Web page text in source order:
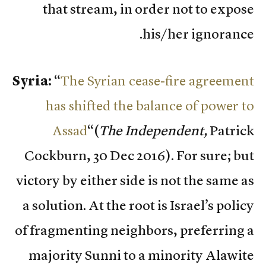
that stream, in order not to expose
his/her ignorance.
Syria: “The Syrian cease-fire agreement
has shifted the balance of power to
Assad“(The Independent,Patrick
Cockburn, 30 Dec 2016). For sure; but
victory by either side is not the same as
a solution. At the root is Israel’s policy
of fragmenting neighbors, preferring a
majority Sunni to a minority Alawite